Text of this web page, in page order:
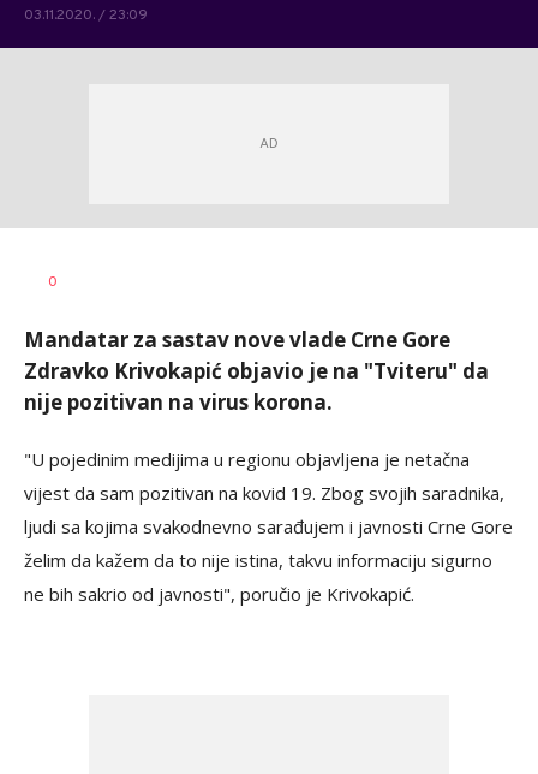
03.11.2020. / 23:09
AUTOR
0
Mandatar za sastav nove vlade Crne Gore
Zdravko Krivokapić objavio je na "Tviteru" da
nije pozitivan na virus korona.
"U pojedinim medijima u regionu objavljena je netačna
vijest da sam pozitivan na kovid 19. Zbog svojih saradnika,
ljudi sa kojima svakodnevno sarađujem i javnosti Crne Gore
želim da kažem da to nije istina, takvu informaciju sigurno
ne bih sakrio od javnosti", poručio je Krivokapić.